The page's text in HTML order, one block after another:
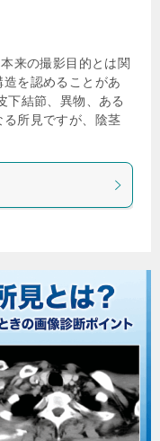
来の撮影目的とは関
を認めることがあ
下結節、異物、ある
所見ですが、陰茎